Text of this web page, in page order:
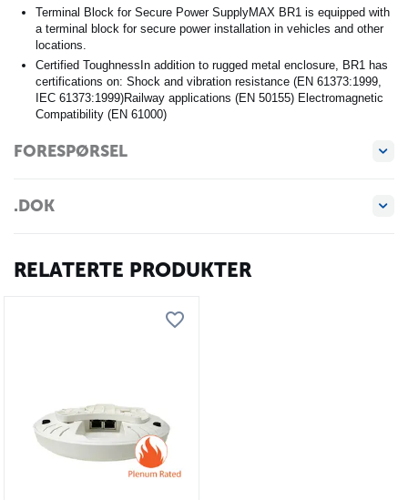
Terminal Block for Secure Power SupplyMAX BR1 is equipped with
a terminal block for secure power installation in vehicles and other
locations.
Certified ToughnessIn addition to rugged metal enclosure, BR1 has
certifications on: Shock and vibration resistance (EN 61373:1999,
IEC 61373:1999)Railway applications (EN 50155) Electromagnetic
Compatibility (EN 61000)
FORESPØRSEL
.DOK
RELATERTE PRODUKTER